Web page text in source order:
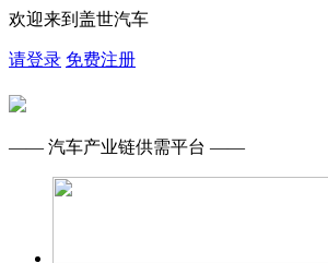
欢迎来到盖世汽车
请登录 免费注册
—— 汽车产业链供需平台 ——